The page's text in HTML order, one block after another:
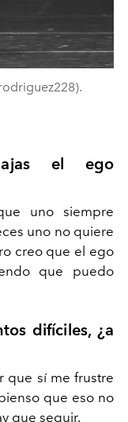
el ego
uno siempre
uno no quiere
creo que el ego
que puedo
difíciles, ¿a
que sí me frustre
que eso no
que seguir.